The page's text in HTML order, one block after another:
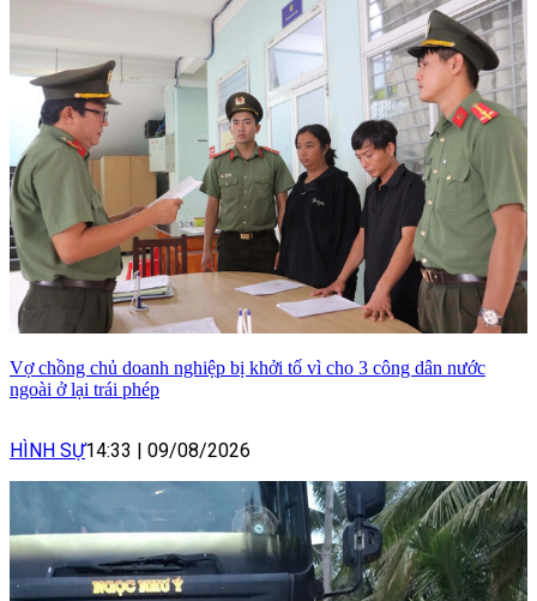
Vợ chồng chủ doanh nghiệp bị khởi tố vì cho 3 công dân nước
ngoài ở lại trái phép
HÌNH SỰ14:33 09/08/2026